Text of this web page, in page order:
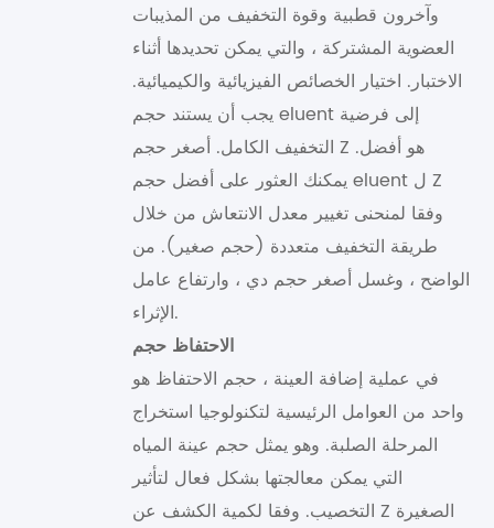
وآخرون قطبية وقوة التخفيف من المذيبات
العضوية المشتركة ، والتي يمكن تحديدها أثناء
الاختبار. اختيار الخصائص الفيزيائية والكيميائية.
يجب أن يستند حجم eluent إلى فرضية
التخفيف الكامل. أصغر حجم Z هو أفضل.
يمكنك العثور على أفضل حجم eluent ل Z
وفقا لمنحنى تغيير معدل الانتعاش من خلال
طريقة التخفيف متعددة (حجم صغير). من
الواضح ، وغسل أصغر حجم دي ، وارتفاع عامل
الإثراء.
الاحتفاظ حجم
في عملية إضافة العينة ، حجم الاحتفاظ هو
واحد من العوامل الرئيسية لتكنولوجيا استخراج
المرحلة الصلبة. وهو يمثل حجم عينة المياه
التي يمكن معالجتها بشكل فعال لتأثير
التخصيب. وفقا لكمية الكشف عن Z الصغيرة